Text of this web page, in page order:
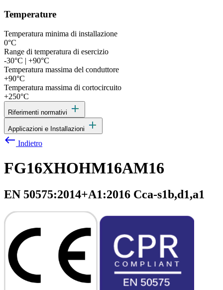
Temperature
Temperatura minima di installazione
0°C
Range di temperatura di esercizio
-30°C | +90°C
Temperatura massima del conduttore
+90°C
Temperatura massima di cortocircuito
+250°C
Riferimenti normativi add
Applicazioni e Installazioni
add
west Indietro
FG16XHOHM16AM16
EN 50575:2014+A1:2016 Cca-s1b,d1,a1